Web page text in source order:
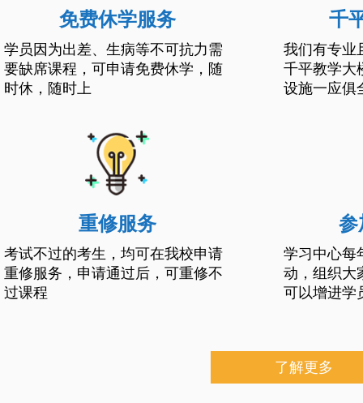
免费休学服务
学员因为出差、生病等不可抗力需
要缺席课程，可申请免费休学，随
时休，随时上
千
我们有专业
千平教学大
设施一应俱
重修服务
考试不过的考生，均可在我校申请
重修服务，申请通过后，可重修不
过课程
参
学习中心每
动，组织大
可以增进学
了解更多